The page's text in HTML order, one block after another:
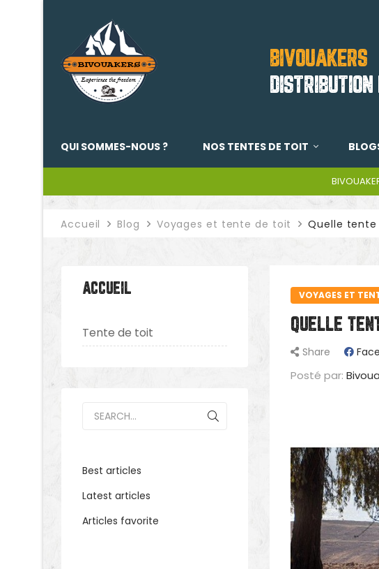
BIVOUAKERS
QUI SOMMES-NOUS ? NOS TENTES DE TOIT
Accueil Blog Voyages et tente de toit Quelle
ACCUEIL
Tente de toit
Best articles
Latest articles
Articles favorite
VOYAGES ET
QUELLE
Share
Posté par: